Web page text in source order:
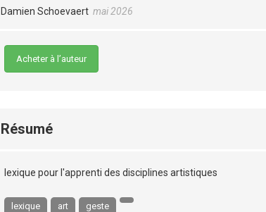
Damien Schoevaert mai 2026
Acheter à l’auteur
Résumé
lexique pour l'apprenti des disciplines artistiques
lexique art geste